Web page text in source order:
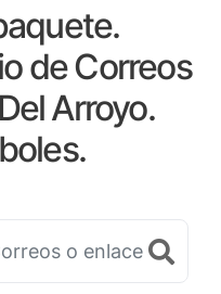
de Correos
Arroyo.